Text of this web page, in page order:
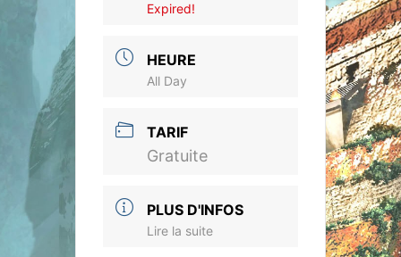
Expired!
HEURE
All Day
TARIF
Gratuite
PLUS D'INFOS
Lire la suite